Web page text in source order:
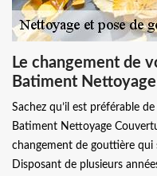
Le changement de
Batiment
Sachez qu’il est préférable
Batiment Nettoyage
changement de gouttière
Disposant de plusieurs